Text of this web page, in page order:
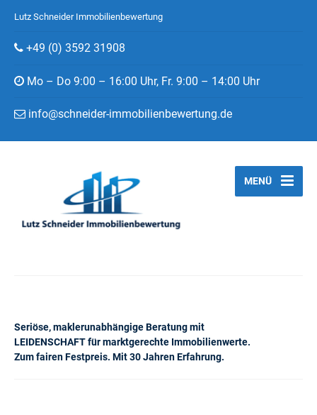
Lutz Schneider Immobilienbewertung
+49 (0) 3592 31908
Mo – Do 9:00 – 16:00 Uhr, Fr. 9:00 – 14:00 Uhr
info@schneider-immobilienbewertung.de
Seriöse, maklerunabhängige Beratung mit
LEIDENSCHAFT für marktgerechte Immobilienwerte.
Zum fairen Festpreis. Mit 30 Jahren Erfahrung.
MENÜ